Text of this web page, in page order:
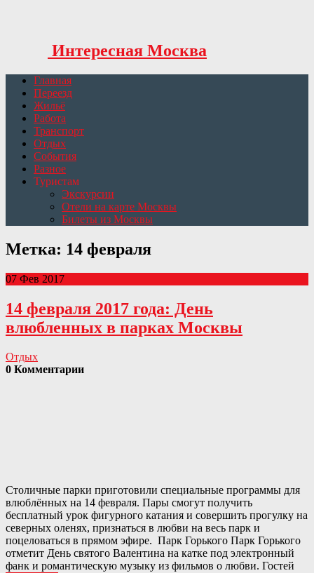
Интересная Москва
Главная
Переезд
Жильё
Работа
Транспорт
Отдых
События
Разное
Туристам
Экскурсии
Отели на карте Москвы
Билеты из Москвы
Метка: 14 февраля
07 Фев 2017
14 февраля 2017 года: День
влюбленных в парках Москвы
Отдых
0 Комментарии
Столичные парки приготовили специальные программы для
влюблённых на 14 февраля. Пары смогут получить
бесплатный урок фигурного катания и совершить прогулку на
северных оленях, признаться в любви на весь парк и
поцеловаться в прямом эфире. Парк Горького Парк Горького
отметит День святого Валентина на катке под электронный
фанк и романтическую музыку из фильмов о любви. Гостей